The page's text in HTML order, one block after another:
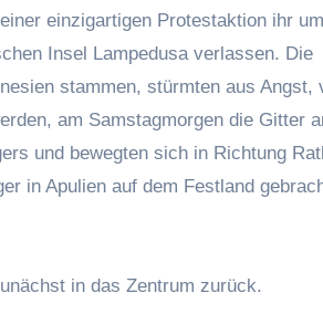
einzigartigen Protestaktion ihr
Insel Lampedusa verlassen. Die
stammen, stürmten aus Angst,
am Samstagmorgen die Gitter
und bewegten sich in Richtung
in Apulien auf dem Festland
in das Zentrum zurück.